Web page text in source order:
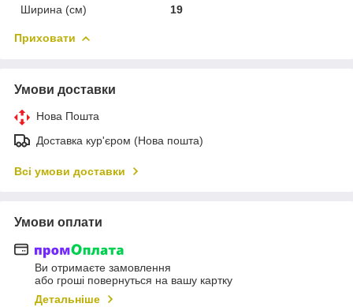
Ширина (см)
19
Приховати
Умови доставки
Нова Пошта
Доставка кур'єром (Нова пошта)
Всі умови доставки
Умови оплати
Ви отримаєте замовлення
або гроші повернуться на вашу картку
Детальніше